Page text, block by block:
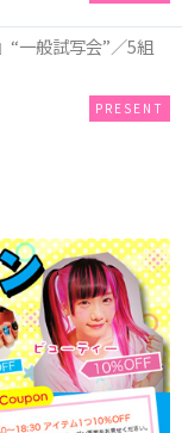
“一般試写会”／5組
PRESENT